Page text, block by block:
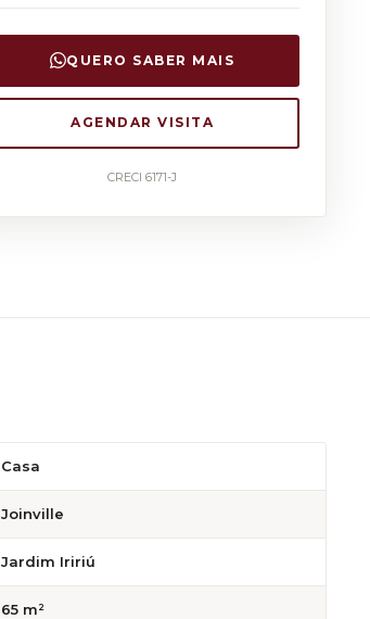
QUERO SABER MAIS
AGENDAR VISITA
CRECI 6171-J
Casa
Joinville
Jardim Iririú
65 m²